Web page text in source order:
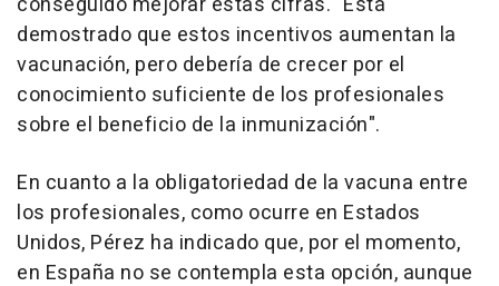
demostrado que estos incentivos aumentan la
vacunación, pero debería de crecer por el
conocimiento suficiente de los profesionales
sobre el beneficio de la inmunización".
En cuanto a la obligatoriedad de la vacuna entre
los profesionales, como ocurre en Estados
Unidos, Pérez ha indicado que, por el momento,
en España no se contempla esta opción, aunque